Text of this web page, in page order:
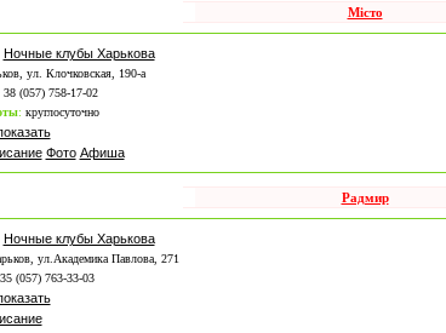
Місто
Ночные клубы Харькова
ул. Клочковская, 190-а
38 (057) 758-17-02
: круглосуточно
Фото Афиша
Радмир
Ночные клубы Харькова
ул.Академика Павлова, 271
(057) 763-33-03